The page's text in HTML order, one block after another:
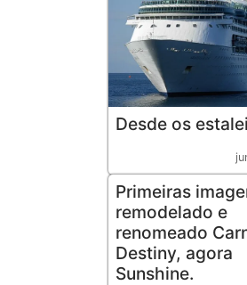
Desde os
Primeiras
remodelado e
renomeado
Destiny, agora
Sunshine.